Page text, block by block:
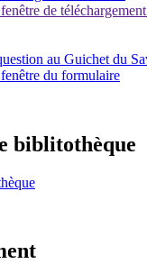
biblitothèque